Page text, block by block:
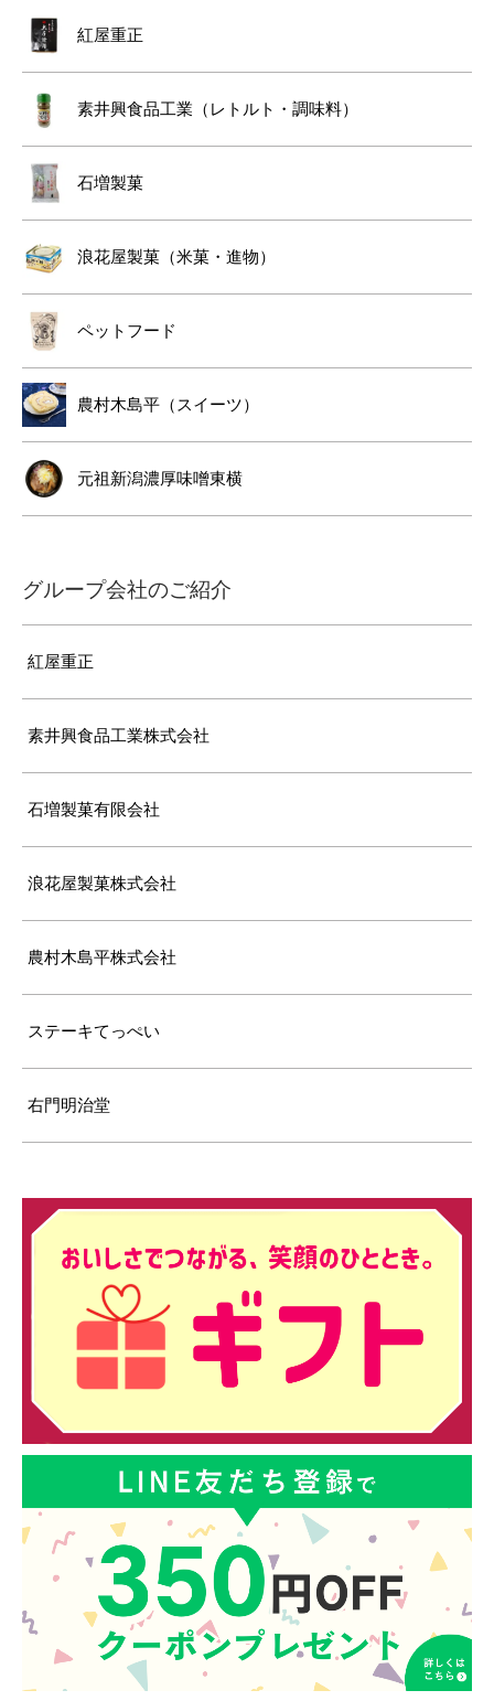
紅屋重正
素井興食品工業（レトルト・調味料）
石増製菓
浪花屋製菓（米菓・進物）
ペットフード
農村木島平（スイーツ）
元祖新潟濃厚味噌東横
グループ会社のご紹介
紅屋重正
素井興食品工業株式会社
石増製菓有限会社
浪花屋製菓株式会社
農村木島平株式会社
ステーキてっぺい
右門明治堂